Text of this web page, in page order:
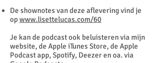
De shownotes van deze aflevering vind je
opwww.lisettelucas.com/60
Je kan de podcast ook beluisteren via mijn
website, de Apple iTunes Store, de Apple
Podcast app, Spotify, Deezer en oa. via